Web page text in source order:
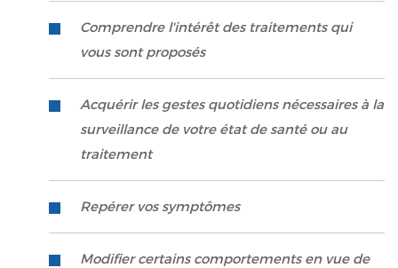
Comprendre l'intérêt des traitements qui
vous sont proposés
Acquérir les gestes quotidiens nécessaires à la
surveillance de votre état de santé ou au
traitement
Repérer vos symptômes
Modifier certains comportements en vue de